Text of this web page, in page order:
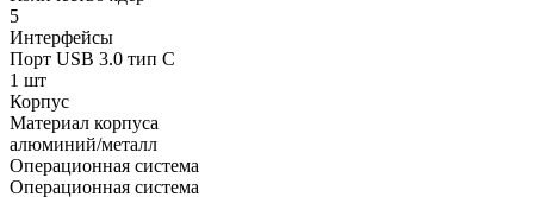
5
Интерфейсы
Порт USB 3.0 тип C
1 шт
Корпус
Материал корпуса
алюминий/металл
Операционная система
Операционная система